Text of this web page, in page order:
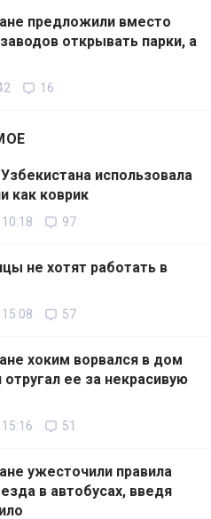
предложили вместо
открывать парки, а
16
использовала
как коврик
97
не хотят работать в
57
хоким ворвался в дом
ее за некрасивую
51
ужесточили правила
в автобусах, введя